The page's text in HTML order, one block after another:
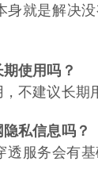
身就是解决
使用吗？
不建议长
私信息吗？
透服务会有